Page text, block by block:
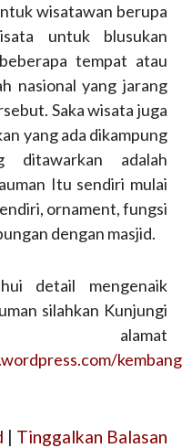
wisatawan berupa
untuk blusukan
tempat atau
nasional yang jarang
Saka wisata juga
yang ada dikampung
adalah
Itu sendiri mulai
ornament, fungsi
dengan masjid.
detail mengenaik
silahkan Kunjungi
| Tinggalkan Balasan